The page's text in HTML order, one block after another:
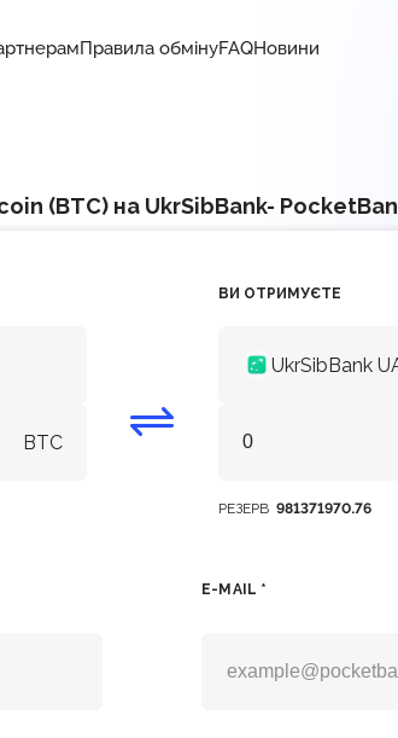
Правила обмінуFAQНовини
(BTC) на UkrSibBank-
BTC
ВИ ОТРИМУЄТЕ
UkrSibBank
РЕЗЕРВ 981371970.76
E-MAIL *